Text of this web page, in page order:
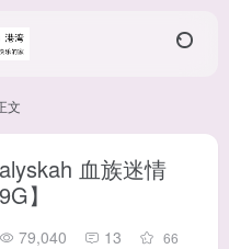
文
血族迷情
】
79,040 13 66